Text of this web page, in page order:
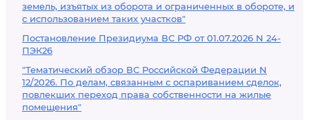
земель, изъятых из оборота и ограниченных в обороте, и
с использованием таких участков"
Постановление Президиума ВС РФ от 01.07.2026 N 24-
ПЭК26
"Тематический обзор ВС Российской Федерации N
12/2026. По делам, связанным с оспариванием сделок,
повлекших переход права собственности на жилые
помещения"